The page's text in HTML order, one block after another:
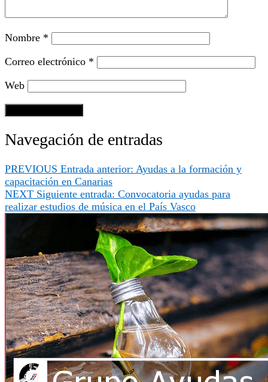
Nombre *
Correo electrónico *
Web
Navegación de entradas
PREVIOUS Entrada anterior: Ayudas a la formación y
capacitación en Canarias
NEXT Siguiente entrada: Convocatoria ayudas para
realizar estudios de música en el País Vasco